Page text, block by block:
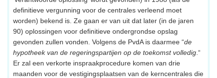
definitieve vergunning voor de centrales verleend moet
worden) bekend is. Ze gaan er van uit dat later (in de jaren
90) oplossingen voor definitieve ondergrondse opslag
gevonden zullen vonden. Volgens de PvdA is daarmee “de
hypotheek van de regeringspartijen op de toekomst volledig .“
Er zal een verkorte inspraakprocedure komen van drie
maanden voor de vestigingsplaatsen van de kerncentrales die